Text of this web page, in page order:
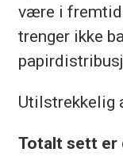
være i
trenger ikke
Utilstrekkelig
Totalt sett er